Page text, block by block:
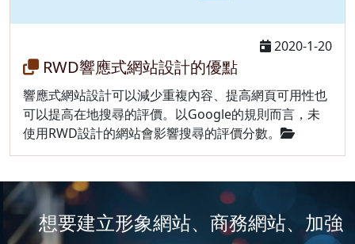
2020-1-20
RWD響應式網站設計的優點
響應式網站設計可以減少重複內容、提高網頁可用性也
可以提高在地搜尋的評價。以Google的規則而言，未
使用RWD設計的網站會影響搜尋的評價分數。
想要建立形象網站、商務網站、加強